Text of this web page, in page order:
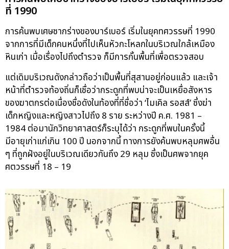
ที่ 1990
การค้นพบเศษซากร่างของบาร์เบอร์ เริ่มในยุคทศวรรษที่ 1990
จากการที่มีเด็กคนหนึ่งที่ไปเห็นหัวกะโหลกในบริเวณใกล้เหมือง
หินเก่า เมื่อเรื่องไปถึงตำรวจ ก็มีการกั้นพื้นที่เพื่อตรวจสอบ
แต่เดิมบริเวณดังกล่าวถือว่าเป็นพื้นที่สุสานอยู่ก่อนแล้ว และเจ้า
หน้าที่ตำรวจท้องถิ่นก็เชื่อว่ากระดูกที่พบน่าจะเป็นเหยื่อสังหาร
ของฆาตกรต่อเนื่องชื่อดังในท้องที่ที่ชื่อว่า ‘ไมเคิล รอสส์’ ซึ่งฆ่า
เด็กหญิงและหญิงสาวไปถึง 8 ราย ระหว่างปี ค.ศ. 1981 –
1984 ต่อมานักวิทยาศาสตร์ก็ระบุได้ว่า กระดูกที่พบในครั้งนี้
มีอายุเก่าแก่เกิน 100 ปี นอกจากนี้ ทางการยังค้นพบหลุมศพอื่น
ๆ ที่ถูกฝังอยู่ในบริเวณเดียวกันถึง 29 หลุม ซึ่งเป็นศพจากยุค
ศตวรรษที่ 18 – 19